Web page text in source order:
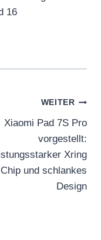
16
WEITER
Xiaomi Pad 7S Pro
vorgestellt:
Xring
und schlankes
Design